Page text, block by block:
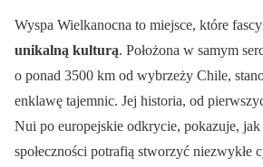
Wyspa Wielkanocna to miejsce, które
unikalną kulturą. Położona w samym
o ponad 3500 km od wybrzeży Chile,
enklawę tajemnic. Jej historia, od
Nui po europejskie odkrycie, pokazuje,
społeczności potrafią stworzyć niezwykłe